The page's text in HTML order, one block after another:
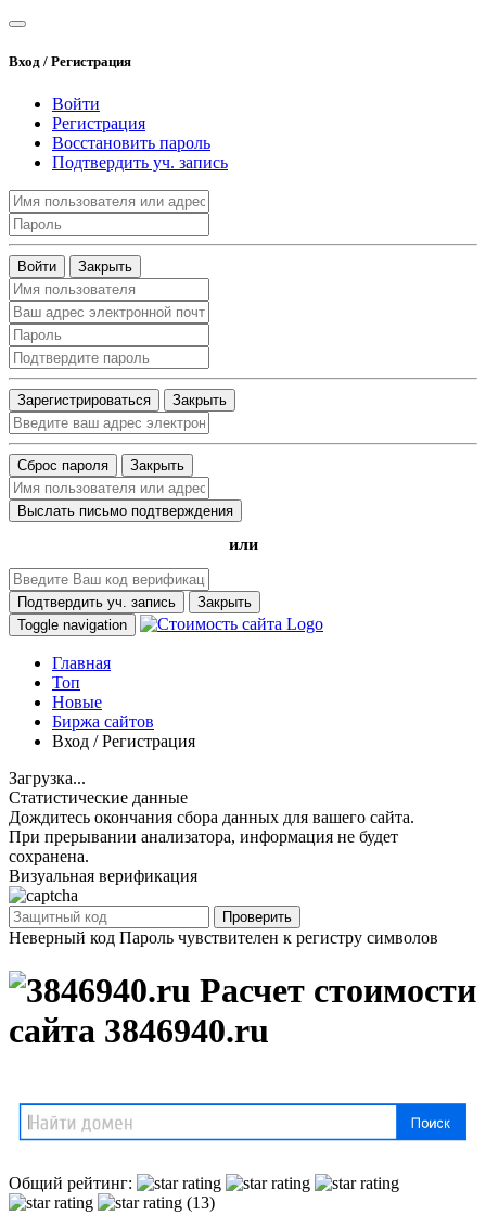
Вход / Регистрация
Войти
Регистрация
Восстановить пароль
Подтвердить уч. запись
Войти Закрыть
Зарегистрироваться Закрыть
Сброс пароля Закрыть
Выслать письмо подтверждения
или
Подтвердить уч. запись
Закрыть
Toggle navigation
Главная
Топ
Новые
Биржа сайтов
Вход / Регистрация
Загрузка...
Статистические данные
Дождитесь окончания сбора данных для вашего сайта.
При прерывании анализатора, информация не будет
сохранена.
Визуальная верификация
Проверить
Неверный код Пароль чувствителен к регистру символов
Расчет стоимости
сайта 3846940.ru
Общий рейтинг:
(13)